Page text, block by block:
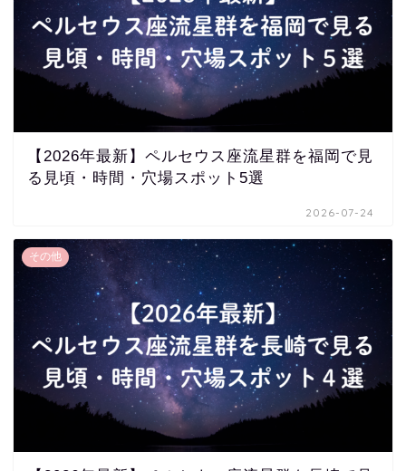
【2026年最新】ペルセウス座流星群を福岡で見
る見頃・時間・穴場スポット5選
2026-07-24
その他